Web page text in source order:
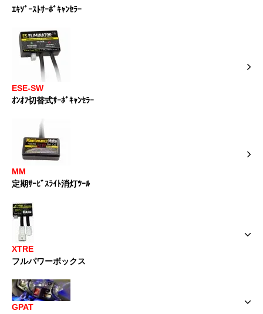
ｴｷｿﾞｰｽﾄｻｰﾎﾞｷｬﾝｾﾗｰ
ESE-SW
ｵﾝｵﾌ切替式ｻｰﾎﾞｷｬﾝｾﾗｰ
MM
定期ｻｰﾋﾞｽﾗｲﾄ消灯ﾂｰﾙ
XTRE
フルパワーボックス
GPAT